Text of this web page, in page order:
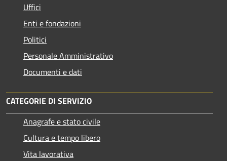
Uffici
Enti e fondazioni
Politici
Personale Amministrativo
Documenti e dati
CATEGORIE DI SERVIZIO
Anagrafe e stato civile
Cultura e tempo libero
Vita lavorativa